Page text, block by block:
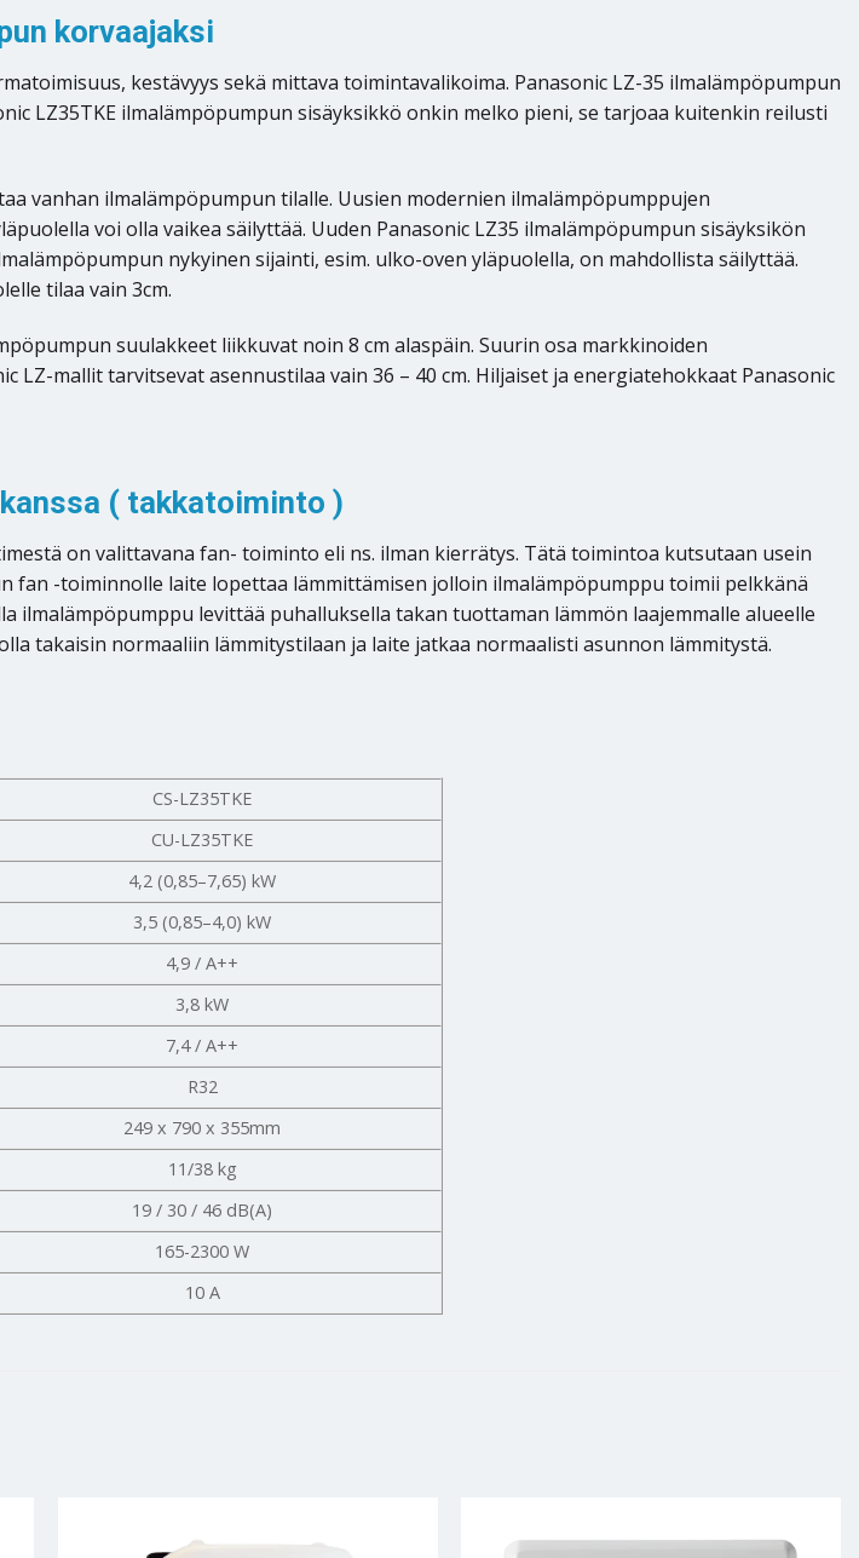
korvaajaksi
kestävyys sekä mittava toimintavalikoima. Panasonic LZ-35 ilmalämpöpumpun
LZ35TKE ilmalämpöpumpun sisäyksikkö onkin melko pieni, se tarjoaa kuitenkin reilusti
vanhan ilmalämpöpumpun tilalle. Uusien modernien ilmalämpöpumppujen
voi olla vaikea säilyttää. Uuden Panasonic LZ35 ilmalämpöpumpun sisäyksikön
nykyinen sijainti, esim. ulko-oven yläpuolella, on mahdollista säilyttää.
tilaa vain 3cm.
suulakkeet liikkuvat noin 8 cm alaspäin. Suurin osa markkinoiden
mallit tarvitsevat asennustilaa vain 36 – 40 cm. Hiljaiset ja energiatehokkaat Panasonic
( takkatoiminto )
on valittavana fan- toiminto eli ns. ilman kierrätys. Tätä toimintoa kutsutaan usein
fan -toiminnolle laite lopettaa lämmittämisen jolloin ilmalämpöpumppu toimii pelkkänä
ilmalämpöpumppu levittää puhalluksella takan tuottaman lämmön laajemmalle alueelle
takaisin normaaliin lämmitystilaan ja laite jatkaa normaalisti asunnon lämmitystä.
CS-LZ35TKE
CU-LZ35TKE
4,2 (0,85–7,65) kW
3,5 (0,85–4,0) kW
4,9 / A++
3,8 kW
7,4 / A++
R32
249 x 790 x 355mm
11/38 kg
19 / 30 / 46 dB(A)
165-2300 W
10 A